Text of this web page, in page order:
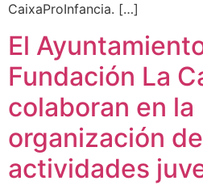
CaixaProInfancia. […]
El
Fundación La
colaboran en la
organización
actividades